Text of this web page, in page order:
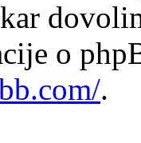
o
.